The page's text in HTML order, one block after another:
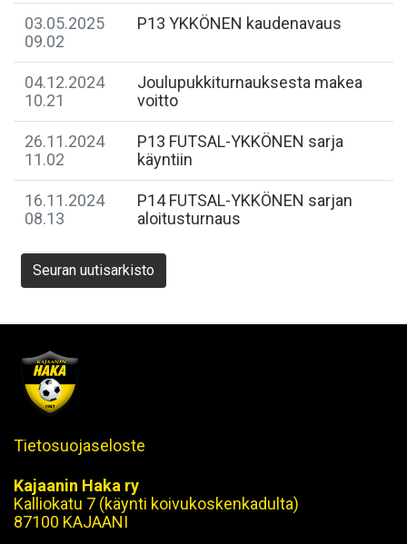
03.05.2025
09.02
P13 YKKÖNEN kaudenavaus
04.12.2024
10.21
Joulupukkiturnauksesta makea
voitto
26.11.2024
11.02
P13 FUTSAL-YKKÖNEN sarja
käyntiin
16.11.2024
08.13
P14 FUTSAL-YKKÖNEN sarjan
aloitusturnaus
Seuran uutisarkisto
Tietosuojaseloste
Kajaanin Haka ry
Kalliokatu 7 (käynti koivukoskenkadulta)
87100 KAJAANI